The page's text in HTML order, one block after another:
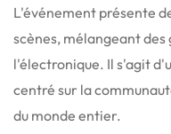
L'événement présente
scènes, mélangeant
l'électronique. Il s'agit
centré sur la
du monde entier.